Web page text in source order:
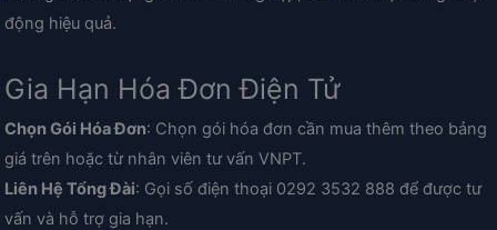
động hiệu quả.
Gia Hạn Hóa Đơn Điện Tử
Chọn Gói Hóa Đơn: Chọn gói hóa đơn cần mua thêm theo bảng
giá trên hoặc từ nhân viên tư vấn VNPT.
Liên Hệ Tổng Đài: Gọi số điện thoại 0292 3532 888 để được tư
vấn và hỗ trợ gia hạn.